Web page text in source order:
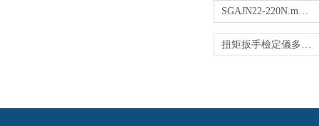
SGAJN22-220N.m便攜式扭力測試儀 傳感器動力
扭矩扳手檢定儀多少錢